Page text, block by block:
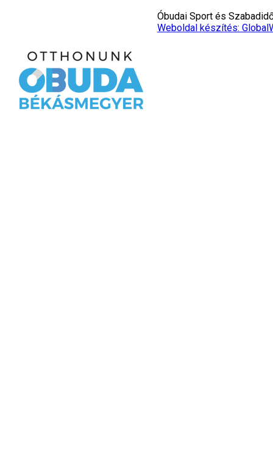
Óbudai Sport és
Weboldal készítés: